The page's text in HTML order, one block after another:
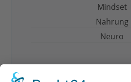
Mindset
Nahrung
Neuro